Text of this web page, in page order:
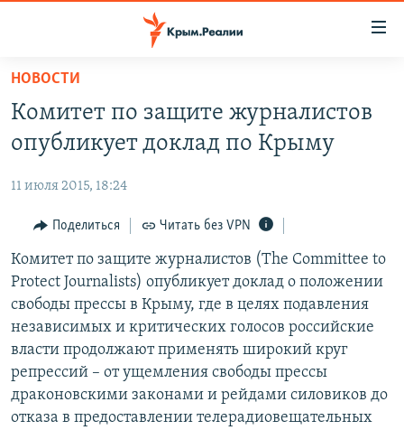
Вернуться
основному
содержанию
Вернутся
навигации
Вернутся
поиску
СПЕЦПРОЕКТЫ
КАРТА ВОЕННЫХ ОБЪЕКТОВ КРЫМА
11 ЛЕТ ОККУПАЦИИ КРЫМА. 11 ИСТОРИЙ СОПРОТИВЛЕНИЯ
ВОДА
ИСТОРИЯ
ЕЩЕ
ИНТЕРАКТИВ
ИНФОГРАФИКА
ТЕЛЕПРОЕКТ КРЫМ.РЕАЛИИ
СОВЕТЫ ПРАВОЗАЩИТНИКОВ
ПРОПАВШИЕ БЕЗ ВЕСТИ
ПОБЕДИТЕЛЕЙ НЕ СУДЯТ?
РАДІО СВОБОДА
КАК ОБОЙТИ БЛОКИРОВКУ
Qırımtatar
ПРИСОЕДИНЯЙТЕСЬ!
НОВОСТИ
Комитет по защите журналистов
опубликует доклад по Крыму
11 июля 2015, 18:24
Поделиться Читать без VPN
Комитет по защите журналистов (The Committee to
Protect Journalists) опубликует доклад о положении
свободы прессы в Крыму, где в целях подавления
независимых и критических голосов российские
власти продолжают применять широкий круг
репрессий – от ущемления свободы прессы
драконовскими законами и рейдами силовиков до
отказа в предоставлении телерадиовещательных